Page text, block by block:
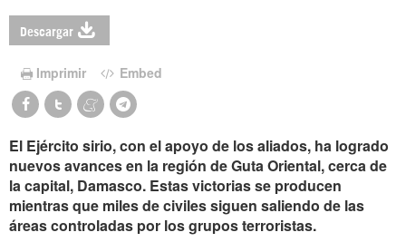
Descargar
Imprimir Embed
El Ejército sirio, con el apoyo de los aliados, ha logrado
nuevos avances en la región de Guta Oriental, cerca de
la capital, Damasco. Estas victorias se producen
mientras que miles de civiles siguen saliendo de las
áreas controladas por los grupos terroristas.